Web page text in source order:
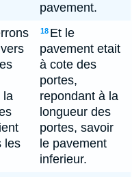
pavement.
la
les
18 Et le
pavement etait
à cote des
portes,
repondant à la
longueur des
portes, savoir
le pavement
inferieur.